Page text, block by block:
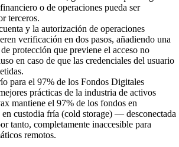
financiero o de operaciones pueda ser
terceros.
y la autorización de operaciones
verificación en dos pasos, añadiendo una
protección que previene el acceso no
en caso de que las credenciales del usuario
para el 97% de los Fondos Digitales
prácticas de la industria de activos
mantiene el 97% de los fondos en
en custodia fría (cold storage) — desconectada
tanto, completamente inaccesible para
remotos.